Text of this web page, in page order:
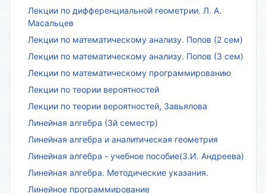
Лекции по дифференциальной геометрии. Л. А.
Масальцев
Лекции по математическому анализу. Попов (2 сем)
Лекции по математическому анализу. Попов (3 сем)
Лекции по математическому программированию
Лекции по теории вероятностей
Лекции по теории вероятностей, Завьялова
Линейная алгебра (3й семестр)
Линейная алгебра и аналитическая геометрия
Линейная алгебра - учебное пособие(З.И. Андреева)
Линейная алгебра. Методические указания.
Линейное программирование